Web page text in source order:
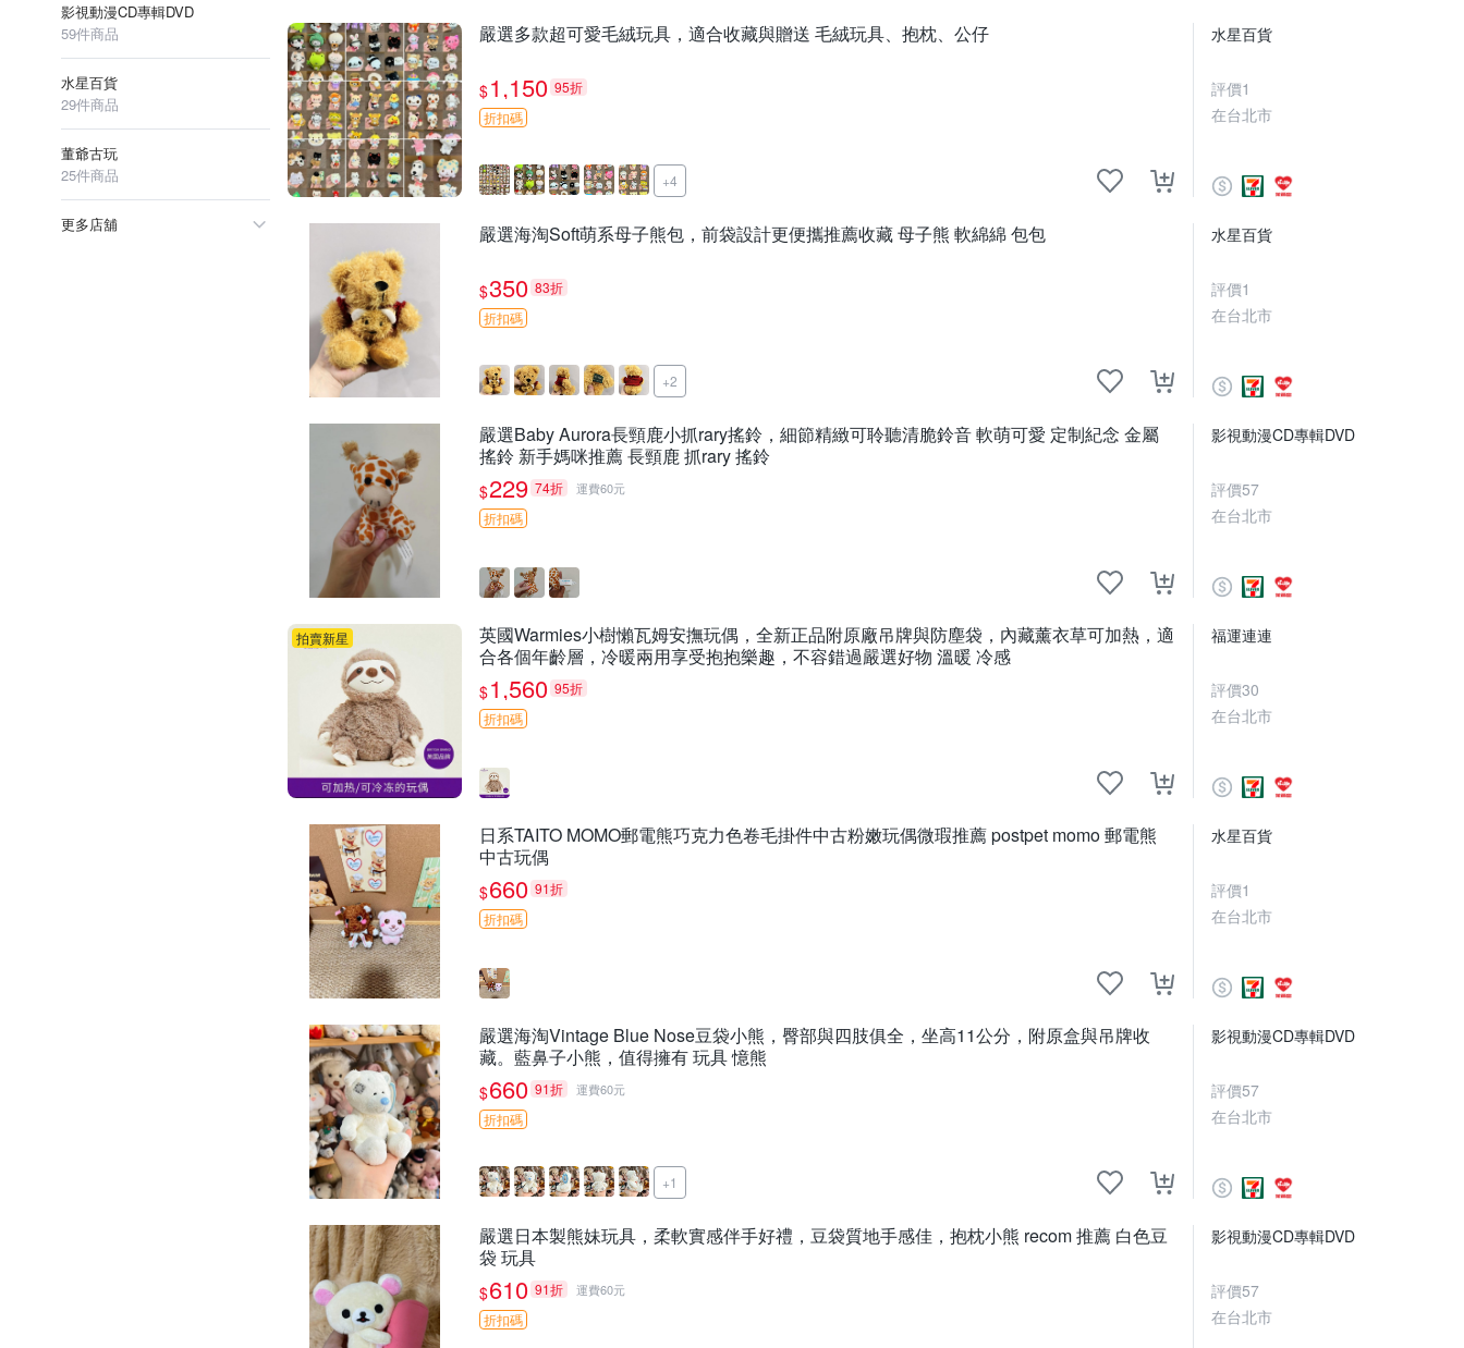
影視動漫CD專輯DVD
59件商品
水星百貨
29件商品
董爺古玩
25件商品
更多店舖
嚴選多款超可愛毛絨玩具，適合收藏與贈送 毛絨玩具、抱枕、公仔
$1,150 95折
折扣碼
+4
水星百貨
評價1
在台北市
嚴選海淘Soft萌系母子熊包，前袋設計更便攜推薦收藏 母子熊 軟綿綿 包包
$350 83折
折扣碼
+2
水星百貨
評價1
在台北市
嚴選Baby Aurora長頸鹿小抓rary搖鈴，細節精緻可聆聽清脆鈴音 軟萌可愛 定制紀念 金屬
搖鈴 新手媽咪推薦 長頸鹿 抓rary 搖鈴
$229 74折 運費60元
折扣碼
影視動漫CD專輯DVD
評價57
在台北市
拍賣新星
英國Warmies小樹懶瓦姆安撫玩偶，全新正品附原廠吊牌與防塵袋，內藏薰衣草可加熱，適
合各個年齡層，冷暖兩用享受抱抱樂趣，不容錯過嚴選好物 溫暖 冷感
$1,560 95折
折扣碼
福運連連
評價30
在台北市
日系TAITO MOMO郵電熊巧克力色卷毛掛件中古粉嫩玩偶微瑕推薦 postpet momo 郵電熊
中古玩偶
$660 91折
折扣碼
水星百貨
評價1
在台北市
嚴選海淘Vintage Blue Nose豆袋小熊，臀部與四肢俱全，坐高11公分，附原盒與吊牌收
藏。藍鼻子小熊，值得擁有 玩具 憶熊
$660 91折 運費60元
折扣碼
+1
影視動漫CD專輯DVD
評價57
在台北市
嚴選日本製熊妹玩具，柔軟實感伴手好禮，豆袋質地手感佳，抱枕小熊 recom 推薦 白色豆
袋 玩具
$610 91折 運費60元
折扣碼
影視動漫CD專輯DVD
評價57
在台北市